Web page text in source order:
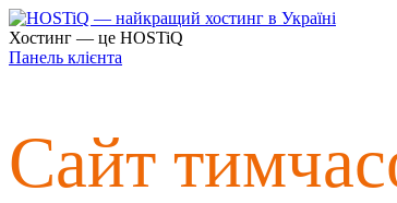
Хостинг — це HOSTiQ
Панель клієнта
Сайт